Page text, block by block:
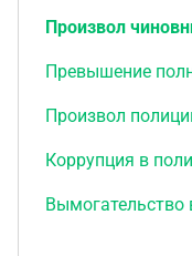
Произвол
Превышение
Произвол
Коррупция в
Вымогательство